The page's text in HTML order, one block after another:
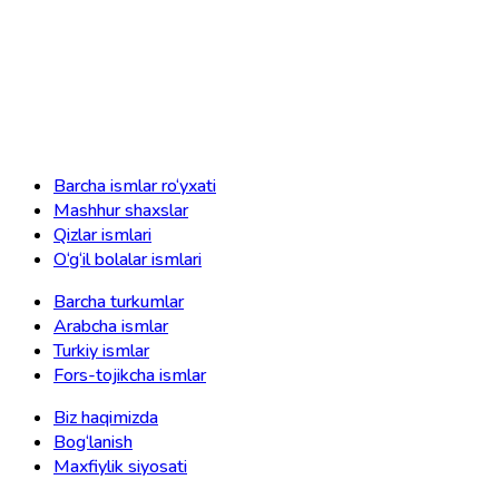
Barcha ismlar ro‘yxati
Mashhur shaxslar
Qizlar ismlari
O‘g‘il bolalar ismlari
Barcha turkumlar
Arabcha ismlar
Turkiy ismlar
Fors-tojikcha ismlar
Biz haqimizda
Bog‘lanish
Maxfiylik siyosati